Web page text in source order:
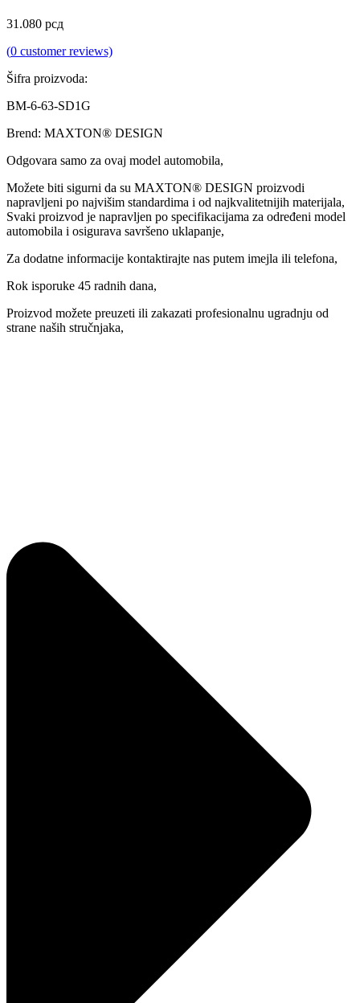
31.080 рсд
(0 customer reviews)
Šifra proizvoda:
BM-6-63-SD1G
Brend: MAXTON® DESIGN
Odgovara samo za ovaj model automobila,
Možete biti sigurni da su MAXTON® DESIGN proizvodi
napravljeni po najvišim standardima i od najkvalitetnijih materijala,
Svaki proizvod je napravljen po specifikacijama za određeni model
automobila i osigurava savršeno uklapanje,
Za dodatne informacije kontaktirajte nas putem imejla ili telefona,
Rok isporuke 45 radnih dana,
Proizvod možete preuzeti ili zakazati profesionalnu ugradnju od
strane naših stručnjaka,